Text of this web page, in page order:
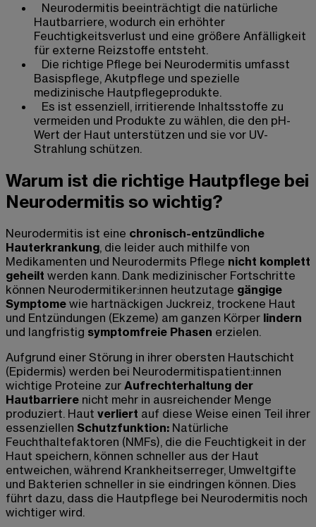
Neurodermitis beeinträchtigt die natürliche
Hautbarriere, wodurch ein erhöhter
Feuchtigkeitsverlust und eine größere Anfälligkeit
für externe Reizstoffe entsteht.
Die richtige Pflege bei Neurodermitis umfasst
Basispflege, Akutpflege und spezielle
medizinische Hautpflegeprodukte.
Es ist essenziell, irritierende Inhaltsstoffe zu
vermeiden und Produkte zu wählen, die den pH-
Wert der Haut unterstützen und sie vor UV-
Strahlung schützen.
Warum ist die richtige Hautpflege bei
Neurodermitis so wichtig?
Neurodermitis ist eine chronisch-entzündliche
Hauterkrankung, die leider auch mithilfe von
Medikamenten und Neurodermits Pflege nicht komplett
geheilt werden kann. Dank medizinischer Fortschritte
können Neurodermitiker:innen heutzutage gängige
Symptome wie hartnäckigen Juckreiz, trockene Haut
und Entzündungen (Ekzeme) am ganzen Körper lindern
und langfristig symptomfreie Phasen erzielen.
Aufgrund einer Störung in ihrer obersten Hautschicht
(Epidermis) werden bei Neurodermitispatient:innen
wichtige Proteine zur Aufrechterhaltung der
Hautbarriere nicht mehr in ausreichender Menge
produziert. Haut verliert auf diese Weise einen Teil ihrer
essenziellen Schutzfunktion: Natürliche
Feuchthaltefaktoren (NMFs), die die Feuchtigkeit in der
Haut speichern, können schneller aus der Haut
entweichen, während Krankheitserreger, Umweltgifte
und Bakterien schneller in sie eindringen können. Dies
führt dazu, dass die Hautpflege bei Neurodermitis noch
wichtiger wird.